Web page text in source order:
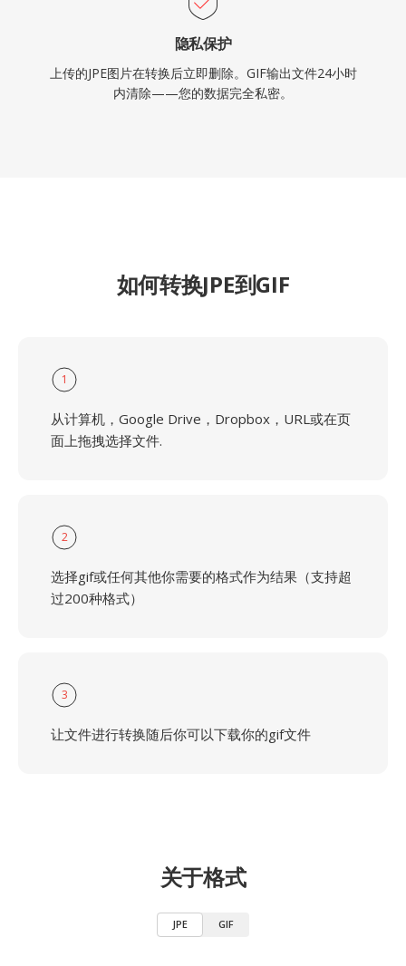
隐私保护
上传的JPE图片在转换后立即删除。GIF输出文件24小时
内清除——您的数据完全私密。
如何转换JPE到GIF
1
从计算机，Google Drive，Dropbox，URL或在页
面上拖拽选择文件.
2
选择gif或任何其他你需要的格式作为结果（支持超
过200种格式）
3
让文件进行转换随后你可以下载你的gif文件
关于格式
JPE GIF